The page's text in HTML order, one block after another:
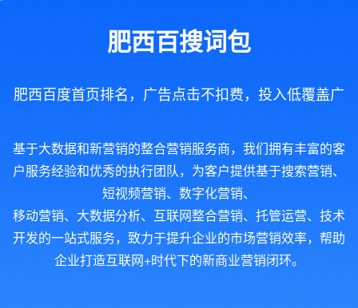
肥西百搜词包
肥西百度首页排名，广告点击不扣费，投入低覆盖广
基于大数据和新营销的整合营销服务商，我们拥有丰富的客
户服务经验和优秀的执行团队，为客户提供基于搜索营销、
短视频营销、数字化营销、
移动营销、大数据分析、互联网整合营销、托管运营、技术
开发的一站式服务，致力于提升企业的市场营销效率，帮助
企业打造互联网+时代下的新商业营销闭环。